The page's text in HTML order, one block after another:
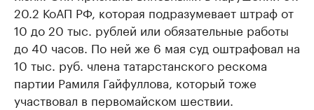
20.2 КоАП РФ, которая подразумевает штраф от
10 до 20 тыс. рублей или обязательные работы
до 40 часов. По ней же 6 мая суд оштрафовал на
10 тыс. руб. члена татарстанского рескома
партии Рамиля Гайфуллова, который тоже
участвовал в первомайском шествии.